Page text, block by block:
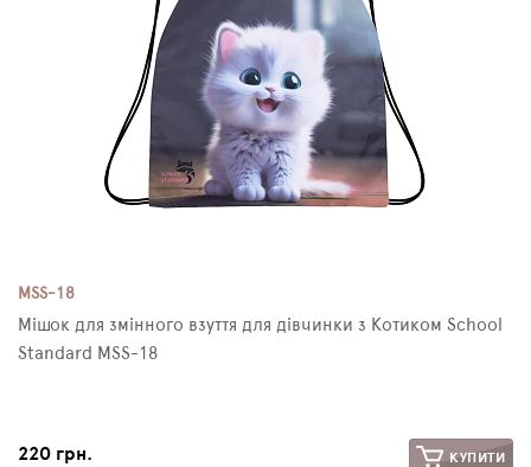
MSS-18
Мішок для змінного взуття для дівчинки з Котиком School
Standard MSS-18
220 грн. КУПИТИ